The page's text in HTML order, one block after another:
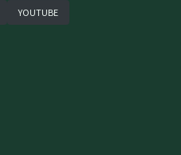
YOUTUBE